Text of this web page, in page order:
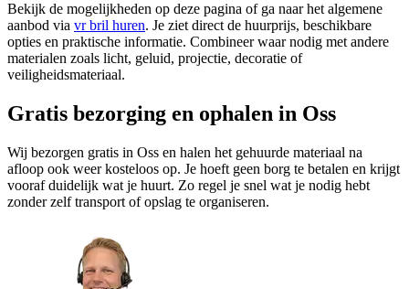
Bekijk de mogelijkheden op deze pagina of ga naar het algemene
aanbod via vr bril huren. Je ziet direct de huurprijs, beschikbare
opties en praktische informatie. Combineer waar nodig met andere
materialen zoals licht, geluid, projectie, decoratie of
veiligheidsmateriaal.
Gratis bezorging en ophalen in Oss
Wij bezorgen gratis in Oss en halen het gehuurde materiaal na
afloop ook weer kosteloos op. Je hoeft geen borg te betalen en krijgt
vooraf duidelijk wat je huurt. Zo regel je snel wat je nodig hebt
zonder zelf transport of opslag te organiseren.